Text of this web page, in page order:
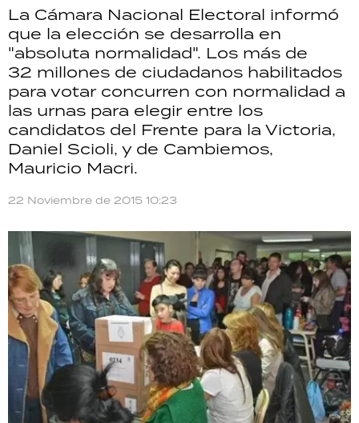
La Cámara Nacional Electoral informó
que la elección se desarrolla en
"absoluta normalidad". Los más de
32 millones de ciudadanos habilitados
para votar concurren con normalidad a
las urnas para elegir entre los
candidatos del Frente para la Victoria,
Daniel Scioli, y de Cambiemos,
Mauricio Macri.
22 Noviembre de 2015 10:23
ECONOMÍA
GRAN HERMANO
SALUD
DEPORTES
TECNOLOGÍA
RECETAS
PALABRAS
HORÓSCOPO
Seguinos